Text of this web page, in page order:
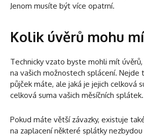
Jenom musíte být více opatrní.
Kolik úvěrů mohu
Technicky vzato byste mohli mít
na vašich možnostech splácení. Nejde
půjček máte, ale jaká je jejich celková
celková suma vašich měsíčních splátek.
Pokud máte větší závazky, existuje
na zaplacení některé splátky